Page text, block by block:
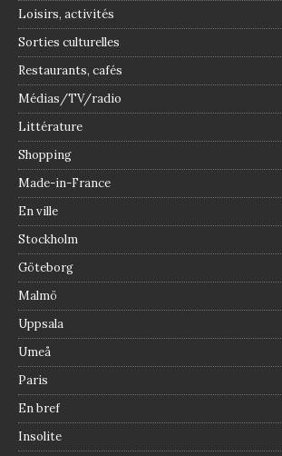
Loisirs, activités
Sorties culturelles
Restaurants, cafés
Médias/TV/radio
Littérature
Shopping
Made-in-France
En ville
Stockholm
Göteborg
Malmö
Uppsala
Umeå
Paris
En bref
Insolite